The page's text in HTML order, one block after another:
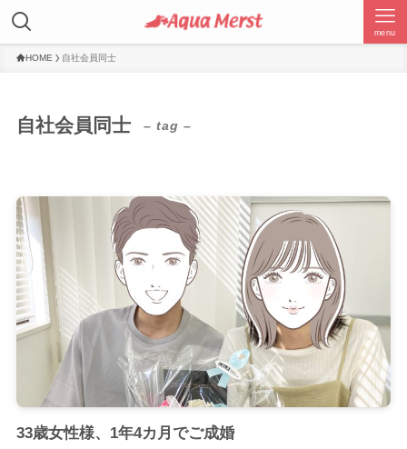
menu
HOME 自社会員同士
自社会員同士 – tag –
33歳女性様、1年4カ月でご成婚